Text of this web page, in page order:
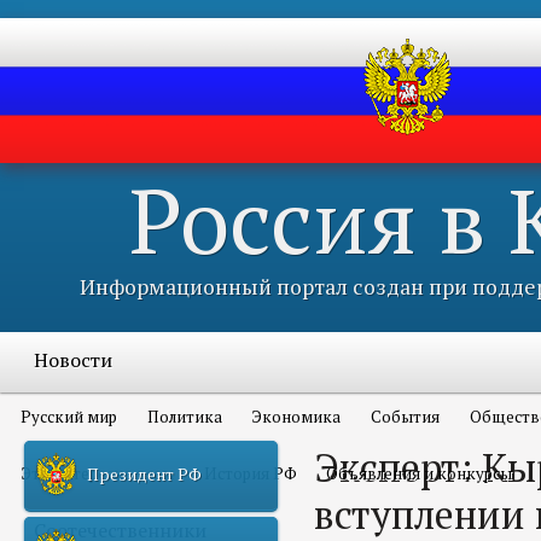
Россия в
Информационный портал создан при
Новости
Русский мир Политика Экономика События
Это интересно всем История РФ Объявления и конкурсы
Соотечественники
Президент РФ
Эксперт: